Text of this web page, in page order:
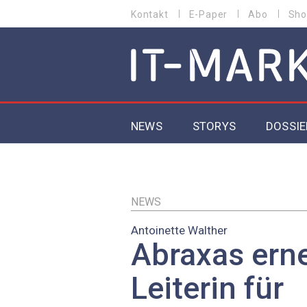
zum
MENU
Kontakt E-Paper Abo
MAIN NAVIGATION
NEWS STORYS
EU-
NEWS
Antoinette Walther
Abraxas
Leiterin für